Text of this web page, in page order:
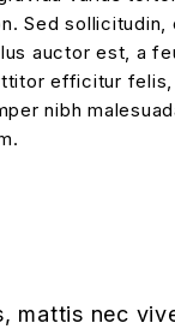
Sed sollicitudin,
auctor est, a
efficitur
nibh
mattis nec